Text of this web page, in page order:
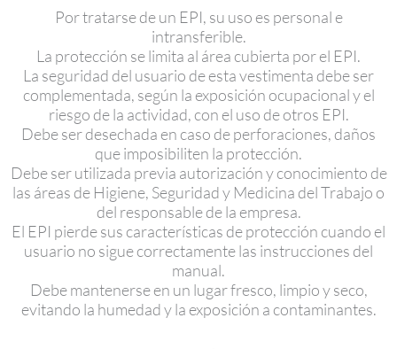
Por tratarse de un EPI, su uso es personal e
intransferible.
La protección se limita al área cubierta por el EPI.
La seguridad del usuario de esta vestimenta debe ser
complementada, según la exposición ocupacional y el
riesgo de la actividad, con el uso de otros EPI.
Debe ser desechada en caso de perforaciones, daños
que imposibiliten la protección.
Debe ser utilizada previa autorización y conocimiento de
las áreas de Higiene, Seguridad y Medicina del Trabajo o
del responsable de la empresa.
El EPI pierde sus características de protección cuando el
usuario no sigue correctamente las instrucciones del
manual.
Debe mantenerse en un lugar fresco, limpio y seco,
evitando la humedad y la exposición a contaminantes.